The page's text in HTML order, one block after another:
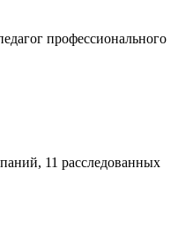
профессионального
11 расследованных